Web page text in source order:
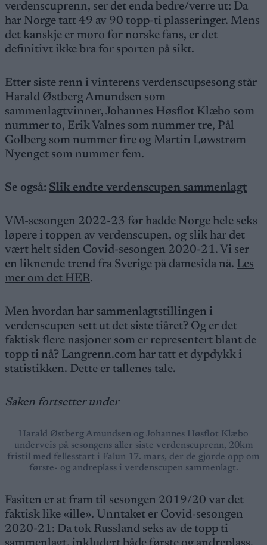
verdenscuprenn, ser det enda bedre/verre ut: Da
har Norge tatt 49 av 90 topp-ti plasseringer. Mens
det kanskje er moro for norske fans, er det
definitivt ikke bra for sporten på sikt.
Etter siste renn i vinterens verdenscupsesong står
Harald Østberg Amundsen som
sammenlagtvinner, Johannes Høsflot Klæbo som
nummer to, Erik Valnes som nummer tre, Pål
Golberg som nummer fire og Martin Løwstrøm
Nyenget som nummer fem.
Se også: Slik endte verdenscupen sammenlagt
VM-sesongen 2022-23 før hadde Norge hele seks
løpere i toppen av verdenscupen, og slik har det
vært helt siden Covid-sesongen 2020-21. Vi ser
en liknende trend fra Sverige på damesida nå. Les
mer om det HER.
Men hvordan har sammenlagtstillingen i
verdenscupen sett ut det siste tiåret? Og er det
faktisk flere nasjoner som er representert blant de
topp ti nå? Langrenn.com har tatt et dypdykk i
statistikken. Dette er tallenes tale.
Saken fortsetter under
Harald Østberg Amundsen og Johannes Høsflot Klæbo
underveis på sesongens aller siste verdenscuprenn, 20km
fristil med fellesstart i Falun 17. mars, der de gjorde opp om
første- og andreplass i verdenscupen sammenlagt.
Fasiten er at fram til sesongen 2019/20 var det
faktisk like «ille». Unntaket er Covid-sesongen
2020-21: Da tok Russland seks av de topp ti